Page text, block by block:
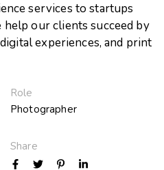
services to startups
help our clients succeed by
experiences, and print
Role
Photographer
Share